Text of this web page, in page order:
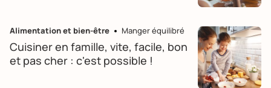
Alimentation et bien-être Manger équilibré
Cuisiner en famille, vite, facile, bon
et pas cher : c'est possible !